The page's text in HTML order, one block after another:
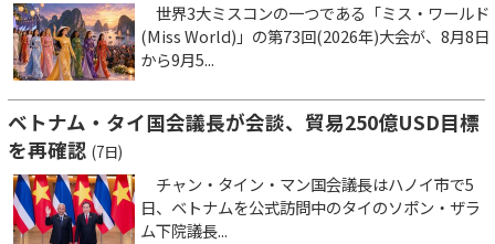
世界3大ミスコンの一つである「ミス・ワールド
(Miss World)」の第73回(2026年)大会が、8月8日
から9月5...
ベトナム・タイ国会議長が会談、貿易250億USD目標
を再確認 (7日)
チャン・タイン・マン国会議長はハノイ市で5
日、ベトナムを公式訪問中のタイのソポン・ザラ
ム下院議長...